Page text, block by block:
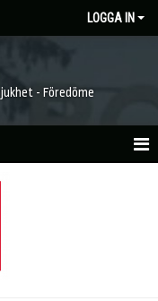
LOGGA IN
- Föredöme